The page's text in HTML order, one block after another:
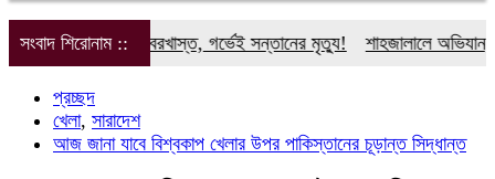
সংবাদ শিরোনাম ::
অন্তঃসত্ত্বা কর্মী বরখাস্ত, গর্ভেই সন্তানের মৃত্যু! শাহজালালে অভিযান,
প্রচ্ছদ
খেলা, সারাদেশ
আজ জানা যাবে বিশ্বকাপ খেলার উপর পাকিস্তানের চূড়ান্ত সিদ্ধান্ত